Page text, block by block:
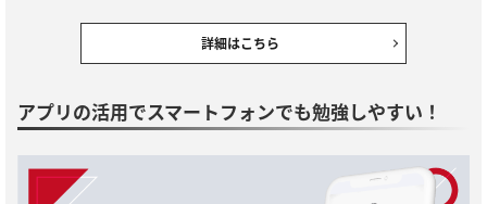
詳細はこちら
アプリの活用でスマートフォンでも勉強しやすい！